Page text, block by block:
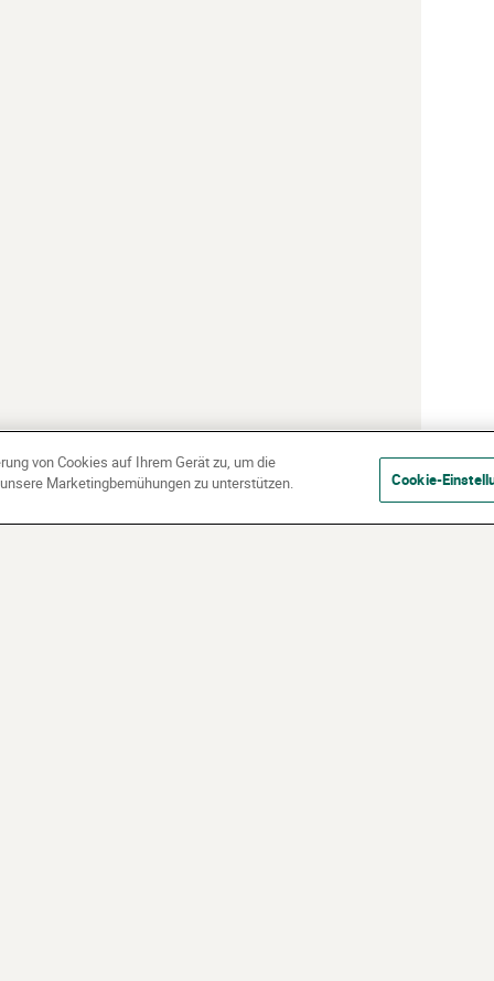
von Cookies auf Ihrem Gerät zu, um die
Marketingbemühungen zu unterstützen.
Cookie-